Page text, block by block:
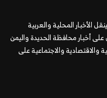
الأخبار المحلية والعربية
أخبار محافظة الحديدة واليمن
والاقتصادية والاجتماعية على